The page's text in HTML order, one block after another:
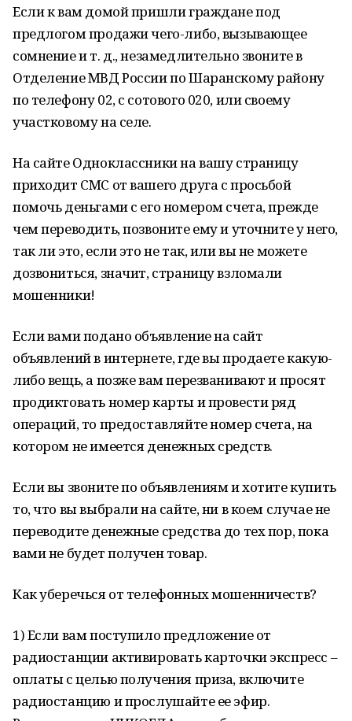
Если к вам домой пришли граждане под
предлогом продажи чего-либо, вызывающее
сомнение и т. д., незамедлительно звоните в
Отделение МВД России по Шаранскому району
по телефону 02, с сотового 020, или своему
участковому на селе.
На сайте Одноклассники на вашу страницу
приходит СМС от вашего друга с просьбой
помочь деньгами с его номером счета, прежде
чем переводить, позвоните ему и уточните у него,
так ли это, если это не так, или вы не можете
дозвониться, значит, страницу взломали
мошенники!
Если вами подано объявление на сайт
объявлений в интернете, где вы продаете какую-
либо вещь, а позже вам перезванивают и просят
продиктовать номер карты и провести ряд
операций, то предоставляйте номер счета, на
котором не имеется денежных средств.
Если вы звоните по объявлениям и хотите купить
то, что вы выбрали на сайте, ни в коем случае не
переводите денежные средства до тех пор, пока
вами не будет получен товар.
Как уберечься от телефонных мошенничеств?
1) Если вам поступило предложение от
радиостанции активировать карточки экспресс –
оплаты с целью получения приза, включите
радиостанцию и прослушайте ее эфир.